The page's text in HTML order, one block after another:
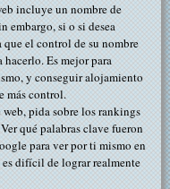
incluye un nombre de
embargo, si o si desea
el control de su nombre
Es mejor para
y conseguir alojamiento
más control.
pida sobre los rankings
qué palabras clave fueron
para ver por ti mismo en
difícil de lograr realmente